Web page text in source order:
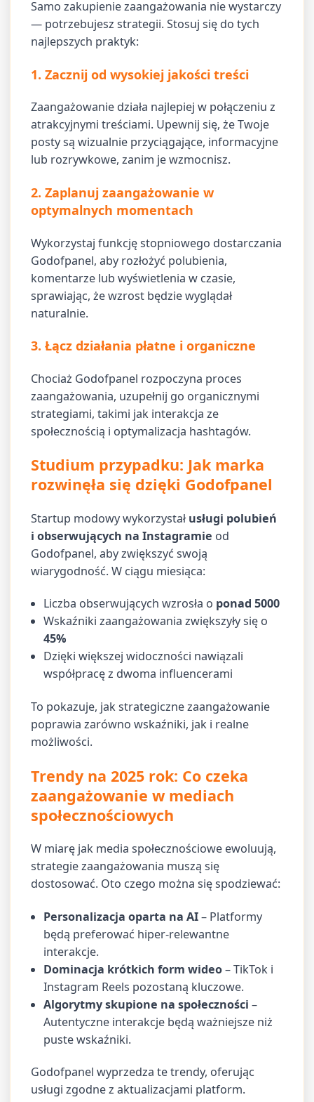
Samo zakupienie zaangażowania nie wystarczy
— potrzebujesz strategii. Stosuj się do tych
najlepszych praktyk:
1. Zacznij od wysokiej jakości treści
Zaangażowanie działa najlepiej w połączeniu z
atrakcyjnymi treściami. Upewnij się, że Twoje
posty są wizualnie przyciągające, informacyjne
lub rozrywkowe, zanim je wzmocnisz.
2. Zaplanuj zaangażowanie w
optymalnych momentach
Wykorzystaj funkcję stopniowego dostarczania
Godofpanel, aby rozłożyć polubienia,
komentarze lub wyświetlenia w czasie,
sprawiając, że wzrost będzie wyglądał
naturalnie.
3. Łącz działania płatne i organiczne
Chociaż Godofpanel rozpoczyna proces
zaangażowania, uzupełnij go organicznymi
strategiami, takimi jak interakcja ze
społecznością i optymalizacja hashtagów.
Studium przypadku: Jak marka
rozwinęła się dzięki Godofpanel
Startup modowy wykorzystałusługi polubień
i obserwujących na Instagramie od
Godofpanel, aby zwiększyć swoją
wiarygodność. W ciągu miesiąca:
Liczba obserwujących wzrosła o ponad 5000
Wskaźniki zaangażowania zwiększyły się o
45%
Dzięki większej widoczności nawiązali
współpracę z dwoma influencerami
To pokazuje, jak strategiczne zaangażowanie
poprawia zarówno wskaźniki, jak i realne
możliwości.
Trendy na 2025 rok: Co czeka
zaangażowanie w mediach
społecznościowych
W miarę jak media społecznościowe ewoluują,
strategie zaangażowania muszą się
dostosować. Oto czego można się spodziewać:
Personalizacja oparta na AI– Platformy
będą preferować hiper-relewantne
interakcje.
Dominacja krótkich form wideo– TikTok i
Instagram Reels pozostaną kluczowe.
Algorytmy skupione na społeczności –
Autentyczne interakcje będą ważniejsze niż
puste wskaźniki.
Godofpanel wyprzedza te trendy, oferując
usługi zgodne z aktualizacjami platform.